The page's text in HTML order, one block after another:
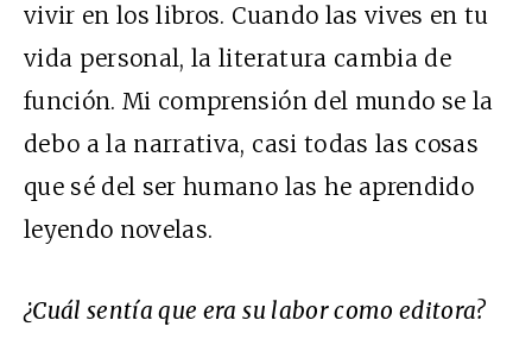
vivir en los libros. Cuando las vives en tu
vida personal, la literatura cambia de
función. Mi comprensión del mundo se la
debo a la narrativa, casi todas las cosas
que sé del ser humano las he aprendido
leyendo novelas.
¿Cuál sentía que era su labor como editora?